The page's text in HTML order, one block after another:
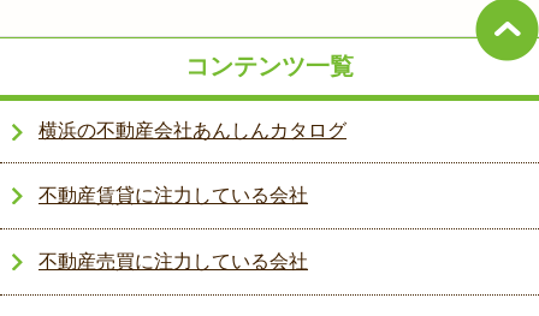
コンテンツ一覧
横浜の不動産会社あんしんカタログ
不動産賃貸に注力している会社
不動産売買に注力している会社